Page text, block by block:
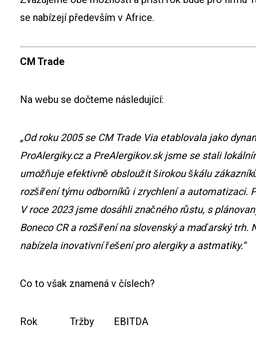
se nabízejí především v Africe.
CM Trade
Na webu se dočteme následující:
„Od roku 2005 se CM Trade Via etablovala jako
ProAlergiky.cz a PreAlergikov.sk jsme se stali
umožňuje efektivně obsloužit širokou škálu
rozšíření týmu odborníků i zrychlení a automatizaci.
V roce 2023 jsme dosáhli značného růstu, s
Boneco CR a rozšíření na slovenský a maďarský
nabízela inovativní řešení pro alergiky a astmatiky.“
Co to však znamená v číslech?
Rok Tržby EBITDA